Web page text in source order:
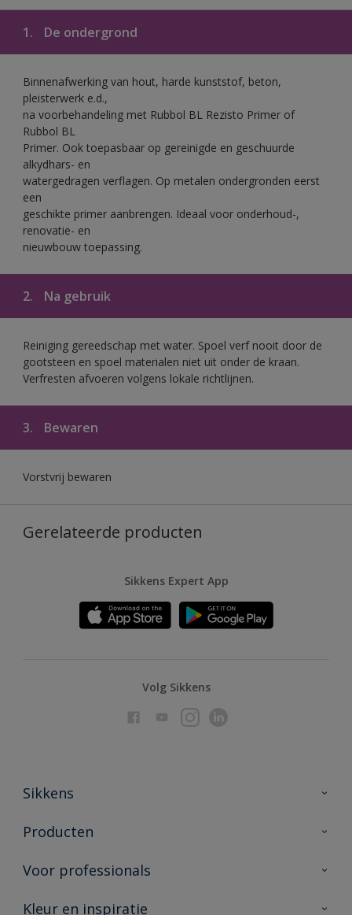
1. De ondergrond
Binnenafwerking van hout, harde kunststof, beton,
pleisterwerk e.d.,
na voorbehandeling met Rubbol BL Rezisto Primer of
Rubbol BL
Primer. Ook toepasbaar op gereinigde en geschuurde
alkydhars- en
watergedragen verflagen. Op metalen ondergronden eerst
een
geschikte primer aanbrengen. Ideaal voor onderhoud-,
renovatie- en
nieuwbouw toepassing.
2. Na gebruik
Reiniging gereedschap met water. Spoel verf nooit door de
gootsteen en spoel materialen niet uit onder de kraan.
Verfresten afvoeren volgens lokale richtlijnen.
3. Bewaren
Vorstvrij bewaren
Gerelateerde producten
Sikkens Expert App
Volg Sikkens
Sikkens
Over Sikkens
Duurzaamheid
Producten
Producten voor binnen
Vind je verkooppunt
Voor professionals
Advies & service
Kleur en inspiratie